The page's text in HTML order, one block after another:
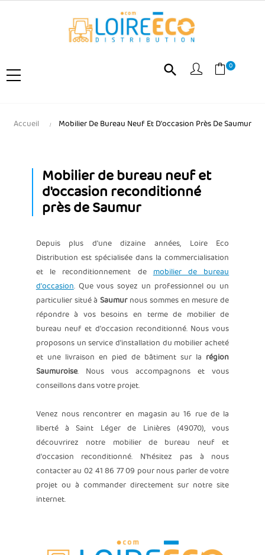
search 0
Accueil Mobilier De Bureau Neuf Et D'occasion Près De Saumur
Mobilier de bureau neuf et
d'occasion reconditionné
près de Saumur
Depuis plus d'une dizaine années, Loire Eco
Distribution est spécialisée dans la commercialisation
et le reconditionnement demobilier de bureau
d'occasion. Que vous soyez un professionnel ou un
particulier situé àSaumurnous sommes en mesure de
répondre à vos besoins en terme de mobilier de
bureau neuf et d'occasion reconditionné. Nous vous
proposons un service d'installation du mobilier acheté
et une livraison en pied de bâtiment sur la région
Saumuroise. Nous vous accompagnons et vous
conseillons dans votre projet.
Venez nous rencontrer en magasin au 16 rue de la
liberté à Saint Léger de Linières (49070), vous
découvrirez notre mobilier de bureau neuf et
d'occasion reconditionné. N'hésitez pas à nous
contacter au 02 41 86 77 09 pour nous parler de votre
projet ou à commander directement sur notre site
internet.